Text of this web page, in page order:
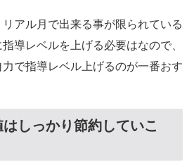
アル月で出来る事が限られている
導レベルを上げる必要はなので、
で指導レベル上げるのが一番おす
しっかり節約していこ